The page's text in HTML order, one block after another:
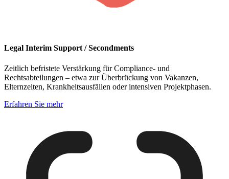
Legal Interim Support / Secondments
Zeitlich befristete Verstärkung für Compliance- und
Rechtsabteilungen – etwa zur Überbrückung von Vakanzen,
Elternzeiten, Krankheitsausfällen oder intensiven Projektphasen.
Erfahren Sie mehr